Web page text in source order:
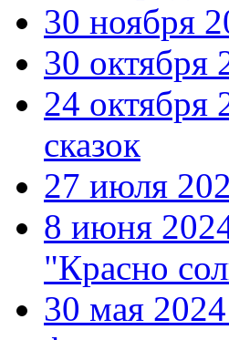
30 ноября
30 октября
24
сказок
27 июля
8 июня
"Красно
30 мая